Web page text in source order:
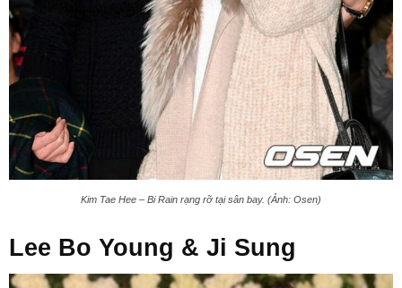
Kim Tae Hee – Bi Rain rạng rỡ tại sân bay. (Ảnh: Osen)
Lee Bo Young & Ji Sung